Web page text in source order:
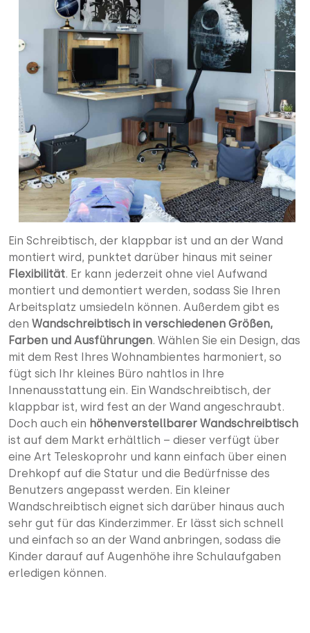
Ein Schreibtisch, der klappbar ist und an der Wand
montiert wird, punktet darüber hinaus mit seiner
Flexibilität. Er kann jederzeit ohne viel Aufwand
montiert und demontiert werden, sodass Sie Ihren
Arbeitsplatz umsiedeln können. Außerdem gibt es
den Wandschreibtisch in verschiedenen Größen,
Farben und Ausführungen. Wählen Sie ein Design, das
mit dem Rest Ihres Wohnambientes harmoniert, so
fügt sich Ihr kleines Büro nahtlos in Ihre
Innenausstattung ein. Ein Wandschreibtisch, der
klappbar ist, wird fest an der Wand angeschraubt.
Doch auch ein höhenverstellbarer Wandschreibtisch
ist auf dem Markt erhältlich – dieser verfügt über
eine Art Teleskoprohr und kann einfach über einen
Drehkopf auf die Statur und die Bedürfnisse des
Benutzers angepasst werden. Ein kleiner
Wandschreibtisch eignet sich darüber hinaus auch
sehr gut für das Kinderzimmer. Er lässt sich schnell
und einfach so an der Wand anbringen, sodass die
Kinder darauf auf Augenhöhe ihre Schulaufgaben
erledigen können.